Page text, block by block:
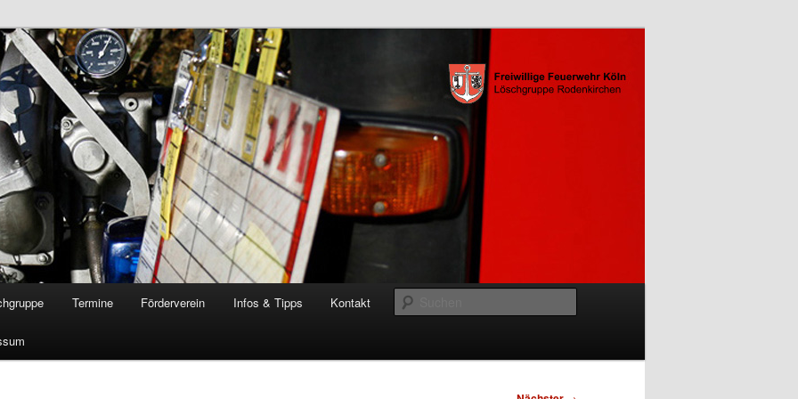
Rodenkirchen
Termine Förderverein Infos & Tipps Kontakt